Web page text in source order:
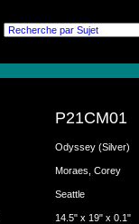
P21CM01
Odyssey (Silver)
Moraes, Corey
Seattle
14.5" x 19" x 0.1"